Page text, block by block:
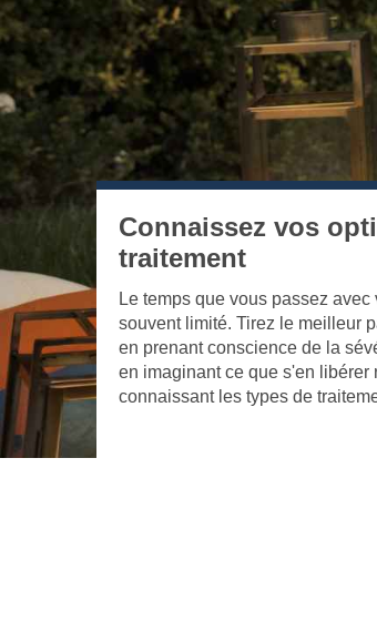
Connaissez vos
traitement
Le temps que vous passez
souvent limité. Tirez le meilleur
en prenant conscience de la
en imaginant ce que s'en libérer
connaissant les types de